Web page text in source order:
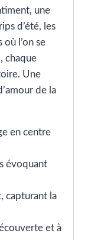
une
d’été, les
l’on se
chaque
Une
de la
en centre
évoquant
capturant la
et à